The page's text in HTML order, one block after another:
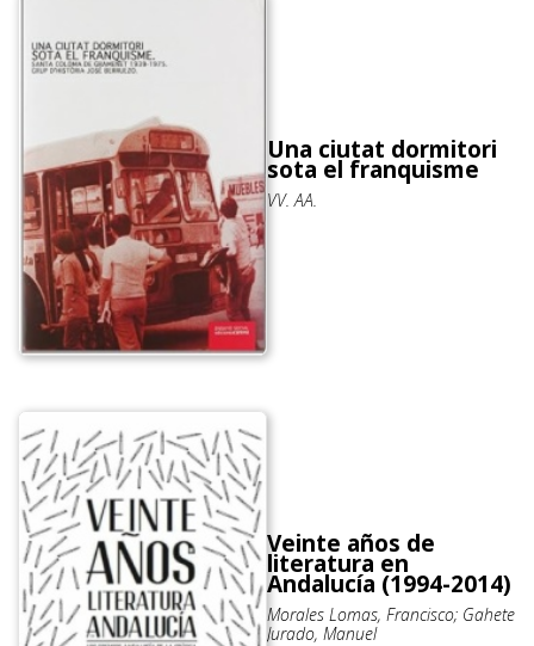
Una ciutat dormitori
sota el franquisme
VV. AA.
Veinte años de
literatura en
Andalucía (1994-2014)
Morales Lomas, Francisco; Gahete
Jurado, Manuel